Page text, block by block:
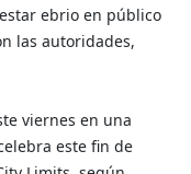
ebrio en público
las autoridades,
viernes en una
este fin de